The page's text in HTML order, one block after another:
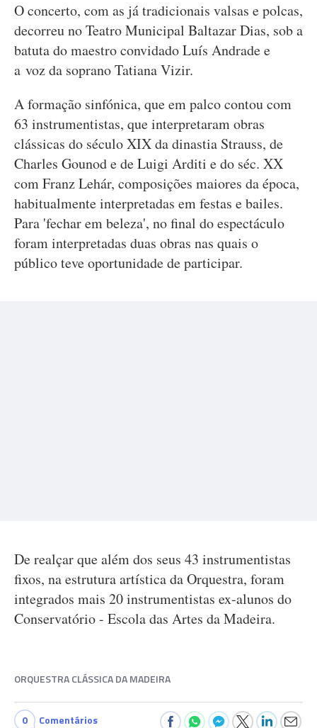
O concerto, com as já tradicionais valsas e polcas,
decorreu no Teatro Municipal Baltazar Dias, sob a
batuta do maestro convidado Luís Andrade e
a voz da soprano Tatiana Vizir.
A formação sinfónica, que em palco contou com
63 instrumentistas, que interpretaram obras
clássicas do século XIX da dinastia Strauss, de
Charles Gounod e de Luigi Arditi e do séc. XX
com Franz Lehár, composições maiores da época,
habitualmente interpretadas em festas e bailes.
Para 'fechar em beleza', no final do espectáculo
foram interpretadas duas obras nas quais o
público teve oportunidade de participar.
De realçar que além dos seus 43 instrumentistas
fixos, na estrutura artística da Orquestra, foram
integrados mais 20 instrumentistas ex-alunos do
Conservatório - Escola das Artes da Madeira.
ORQUESTRA CLÁSSICA DA MADEIRA
0 Comentários